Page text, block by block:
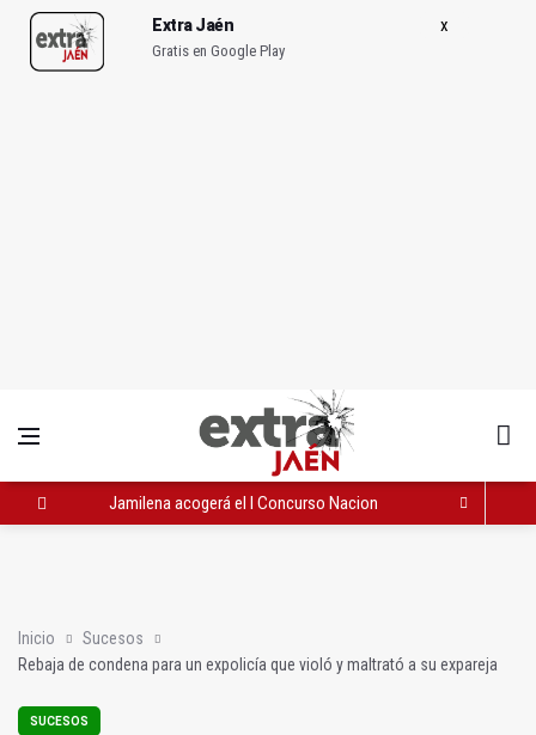
Extra Jaén
Gratis en Google Play
Jamilena acogerá el I Concurso Nacional de Trompa y Piano
Inicio
Sucesos
Rebaja de condena para un expolicía que violó y maltrató a su expareja
SUCESOS